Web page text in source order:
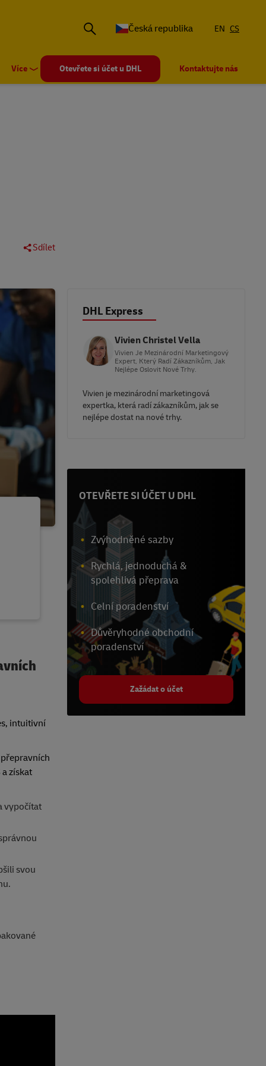
Česká republika EN CS
Více Otevřete si účet u DHL Kontaktujte nás
Sdílet
intuitivní
získat
vypočítat
svou
DHL Express
Vivien Christel Vella
Vivien Je Mezinárodní Marketingový
Expert, Který Radí Zákazníkům, Jak
Nejlépe Oslovit Nové Trhy.
Vivien je mezinárodní marketingová
expertka, která radí zákazníkům, jak se
nejlépe dostat na nové trhy.
OTEVŘETE SI ÚČET U DHL
Zvýhodněné sazby
Rychlá, jednoduchá &
spolehlivá přeprava
Celní poradenství
Důvěryhodné obchodní
poradenství
Zažádat o účet